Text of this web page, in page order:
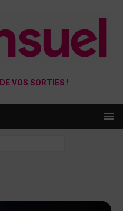
VOS SORTIES !